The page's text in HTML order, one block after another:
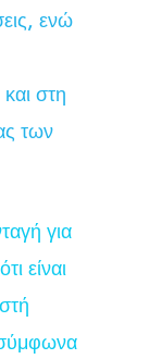
ενώ
στη
των
για
είναι
σύμφωνα